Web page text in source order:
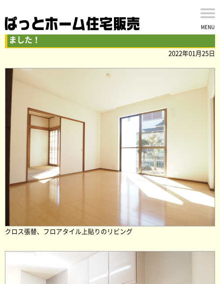
MENU
印旛郡栄町安食台の中古戸建 内外装リフォームが完了し
ました！
2022年01月25日
クロス張替、フロアタイル上貼りのリビング